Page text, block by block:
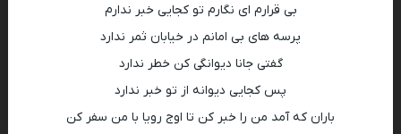
بی قرارم ای نگارم تو کجایی خبر ندارم
پرسه های بی امانم در خیابان ثمر ندارد
گفتی جانا دیوانگی کن خطر ندارد
پس کجایی دیوانه از تو خبر ندارد
باران که آمد من را خبر کن تا اوج رویا با من سفر کن